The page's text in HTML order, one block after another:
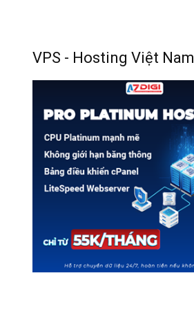
VPS - Hosting Việt Nam